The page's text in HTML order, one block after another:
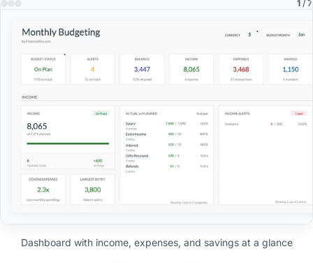
1 / 7
Dashboard with income, expenses, and savings at a glance